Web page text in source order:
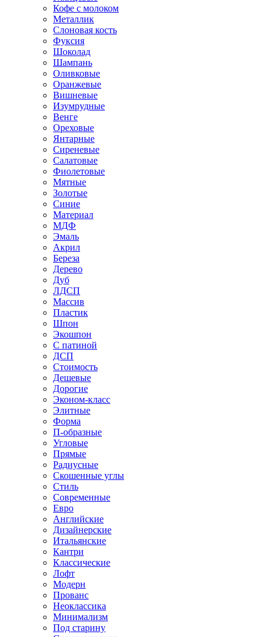
Кофе с молоком
Металлик
Слоновая кость
Фуксия
Шоколад
Шампань
Оливковые
Оранжевые
Вишневые
Изумрудные
Венге
Ореховые
Янтарные
Сиреневые
Салатовые
Фиолетовые
Мятные
Золотые
Синие
Материал
МДФ
Эмаль
Акрил
Береза
Дерево
Дуб
ЛДСП
Массив
Пластик
Шпон
Экошпон
С патиной
ДСП
Стоимость
Дешевые
Дорогие
Эконом-класс
Элитные
Форма
П-образные
Угловые
Прямые
Радиусные
Скошенные углы
Стиль
Современные
Евро
Английские
Дизайнерские
Итальянские
Кантри
Классические
Лофт
Модерн
Прованс
Неоклассика
Минимализм
Под старину